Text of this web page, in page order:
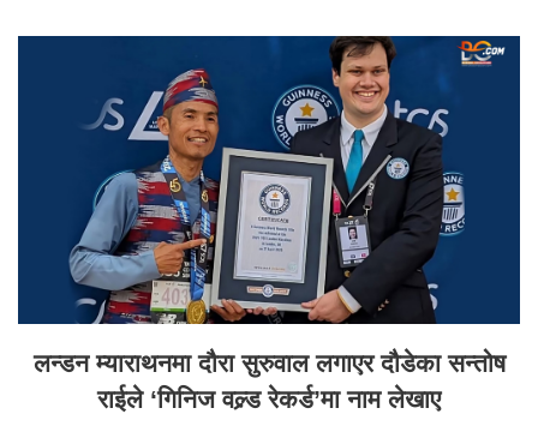
लन्डन म्याराथनमा दौरा सुरुवाल लगाएर दौडेका सन्तोष
राईले ‘गिनिज वल्र्ड रेकर्ड’मा नाम लेखाए